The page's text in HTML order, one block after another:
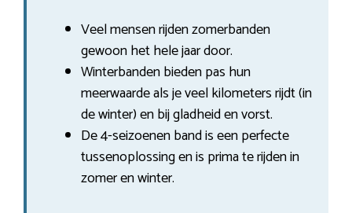
Veel mensen rijden zomerbanden
gewoon het hele jaar door.
Winterbanden bieden pas hun
meerwaarde als je veel kilometers rijdt (in
de winter) en bij gladheid en vorst.
De 4-seizoenen band is een perfecte
tussenoplossing en is prima te rijden in
zomer en winter.